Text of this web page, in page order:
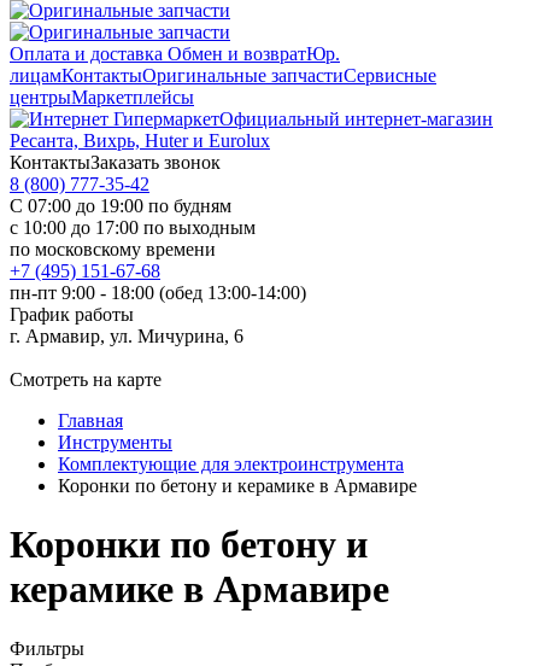
Оплата и доставка Обмен и возвратЮр.
лицамКонтактыОригинальные запчастиСервисные
центрыМаркетплейсы
Официальный интернет-магазин
Ресанта, Вихрь, Huter и Eurolux
КонтактыЗаказать звонок
8 (800) 777-35-42
С 07:00 до 19:00 по будням
с 10:00 до 17:00 по выходным
по московскому времени
+7 (495) 151-67-68
пн-пт 9:00 - 18:00 (обед 13:00-14:00)
График работы
г. Армавир, ул. Мичурина, 6
Смотреть на карте
Главная
Инструменты
Комплектующие для электроинструмента
Коронки по бетону и керамике в Армавире
Коронки по бетону и
керамике в Армавире
Фильтры